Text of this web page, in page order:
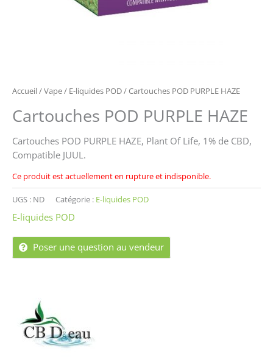
Accueil/Vape/ E-liquides POD/ Cartouches POD PURPLE HAZE
Cartouches POD PURPLE HAZE
Cartouches POD PURPLE HAZE, Plant Of Life, 1% de CBD,
Compatible JUUL.
Ce produit est actuellement en rupture et indisponible.
UGS : ND Catégorie : E-liquides POD
E-liquides POD
Poser une question au vendeur